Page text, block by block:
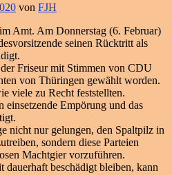
von FJH
Amt. Am Donnerstag (6. Februar)
seinen Rücktritt als
Friseur mit Stimmen von CDU
von Thüringen gewählt worden.
viele zu Recht feststellten.
einsetzende Empörung und das
nicht nur gelungen, den Spaltpilz in
sondern diese Parteien
Machtgier vorzuführen.
beschädigt bleiben, kann